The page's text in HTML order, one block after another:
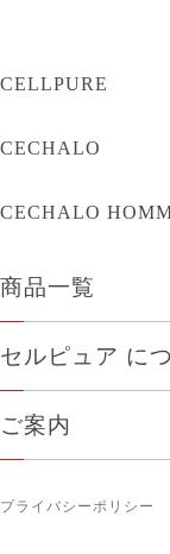
CELLPURE
CECHALO
CECHALO
商品一覧
フェイスケア
人気商品
セルピュア に
セルピュアのこだわり
企業理念
ご案内
プライバシーポリシー